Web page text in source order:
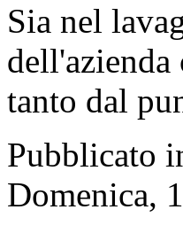
Sia nel
dell'azienda
tanto dal
Pubblicato
Domenica,